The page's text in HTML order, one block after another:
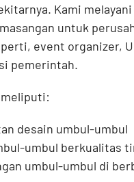
Kami melayani
untuk
event organizer,
pemerintah.
meliputi:
desain umbul-umbul
umbul berkualitas
umbul-umbul di